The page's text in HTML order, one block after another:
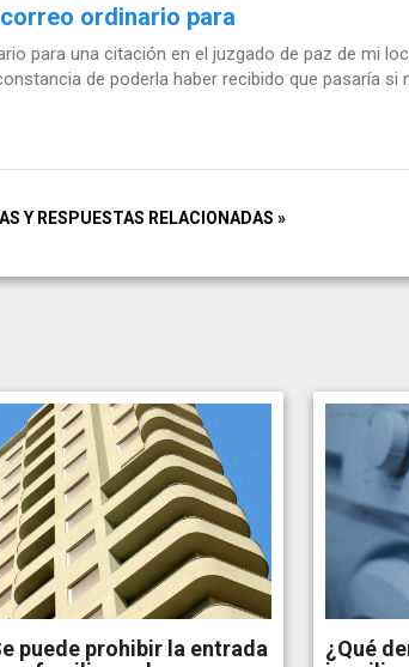
ordinario para
para una citación en el juzgado de paz de mi
de poderla haber recibido que pasaría si
Y RESPUESTAS RELACIONADAS »
puede prohibir la entrada
¿Qué